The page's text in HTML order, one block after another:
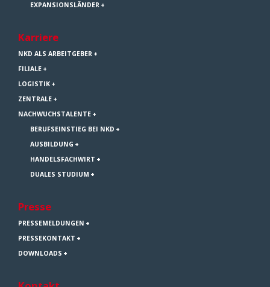
EXPANSIONSLÄNDER
Karriere
NKD ALS ARBEITGEBER
FILIALE
LOGISTIK
ZENTRALE
NACHWUCHSTALENTE
BERUFSEINSTIEG BEI NKD
AUSBILDUNG
HANDELSFACHWIRT
DUALES STUDIUM
Presse
PRESSEMELDUNGEN
PRESSEKONTAKT
DOWNLOADS